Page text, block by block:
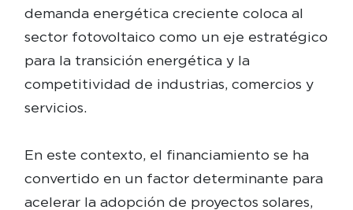
demanda energética creciente coloca al
sector fotovoltaico como un eje estratégico
para la transición energética y la
competitividad de industrias, comercios y
servicios.
En este contexto, el financiamiento se ha
convertido en un factor determinante para
acelerar la adopción de proyectos solares,